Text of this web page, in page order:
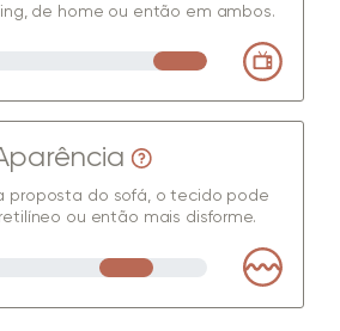
de home ou então em ambos.
proposta do sofá, o tecido pode
ou então mais disforme.